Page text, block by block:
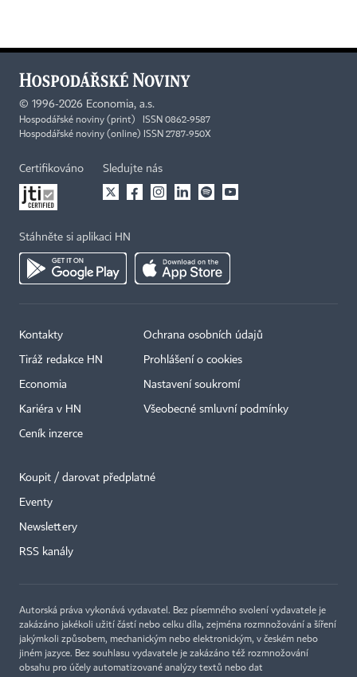
© 1996-2026 Economia, a.s.
Hospodářské noviny (print) ISSN 0862-9587
Hospodářské noviny (online) ISSN 2787-950X
Certifikováno Sledujte nás
Stáhněte si aplikaci HN
Kontakty
Tiráž redakce HN
Economia
Kariéra v HN
Ceník inzerce
Ochrana osobních údajů
Prohlášení o cookies
Nastavení soukromí
Všeobecné smluvní podmínky
Koupit / darovat předplatné
Eventy
Newslettery
RSS kanály
Autorská práva vykonává vydavatel. Bez písemného svolení vydavatele je
zakázáno jakékoli užití částí nebo celku díla, zejména rozmnožování a šíření
jakýmkoli způsobem, mechanickým nebo elektronickým, v českém nebo
jiném jazyce. Bez souhlasu vydavatele je zakázáno též rozmnožování
obsahu pro účely automatizované analýzy textů nebo dat